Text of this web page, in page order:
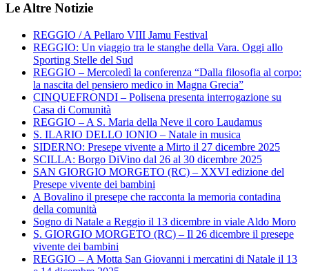
Le Altre Notizie
REGGIO / A Pellaro VIII Jamu Festival
REGGIO: Un viaggio tra le stanghe della Vara. Oggi allo
Sporting Stelle del Sud
REGGIO – Mercoledì la conferenza “Dalla filosofia al corpo:
la nascita del pensiero medico in Magna Grecia”
CINQUEFRONDI – Polisena presenta interrogazione su
Casa di Comunità
REGGIO – A S. Maria della Neve il coro Laudamus
S. ILARIO DELLO IONIO – Natale in musica
SIDERNO: Presepe vivente a Mirto il 27 dicembre 2025
SCILLA: Borgo DiVino dal 26 al 30 dicembre 2025
SAN GIORGIO MORGETO (RC) – XXVI edizione del
Presepe vivente dei bambini
A Bovalino il presepe che racconta la memoria contadina
della comunità
Sogno di Natale a Reggio il 13 dicembre in viale Aldo Moro
S. GIORGIO MORGETO (RC) – Il 26 dicembre il presepe
vivente dei bambini
REGGIO – A Motta San Giovanni i mercatini di Natale il 13